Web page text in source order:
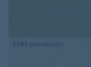
3595 pannacotta